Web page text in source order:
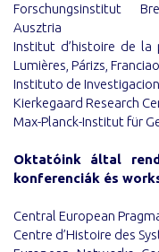
Forschungsinstitut
Ausztria
Institut d’histoire de la
Lumières, Párizs,
Instituto de
Kierkegaard Research
Max-Planck-Institut für
Oktatóink által
konferenciák és
Central European
Centre d’Histoire des